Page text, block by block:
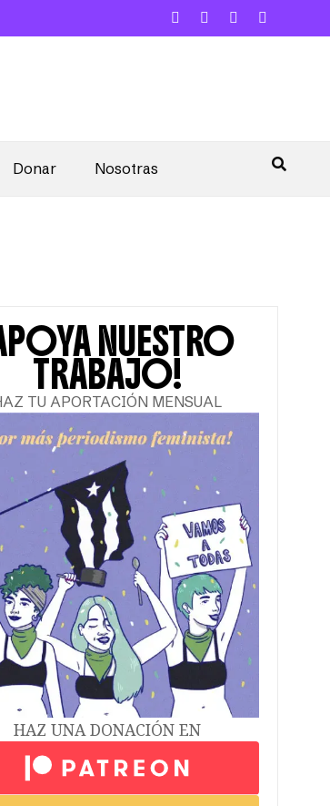
Donar Nosotras
NUESTRO
TRABAJO!
TU APORTACIÓN MENSUAL
HAZ UNA DONACIÓN EN